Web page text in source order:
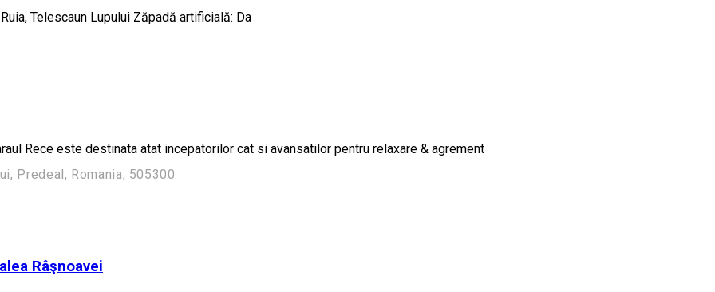
Telescaun Lupului Zăpadă artificială: Da
Rece este destinata atat incepatorilor cat si avansatilor pentru relaxare & agrement
Predeal, Romania, 505300
Râşnoavei